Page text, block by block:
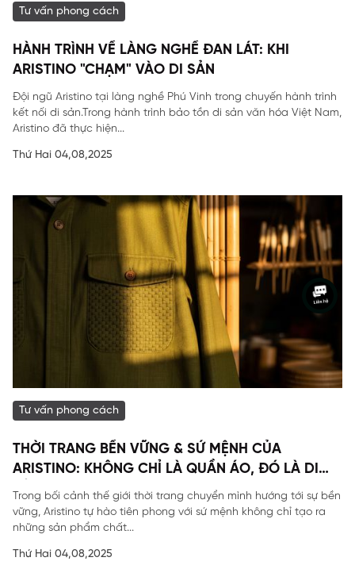
Tư vấn phong cách
HÀNH TRÌNH VỀ LÀNG NGHỀ ĐAN LÁT: KHI
ARISTINO "CHẠM" VÀO DI SẢN
Đội ngũ Aristino tại làng nghề Phú Vinh trong chuyến hành trình
kết nối di sản.Trong hành trình bảo tồn di sản văn hóa Việt Nam,
Aristino đã thực hiện...
Thứ Hai 04,08,2025
Tư vấn phong cách
THỜI TRANG BỀN VỮNG & SỨ MỆNH CỦA
ARISTINO: KHÔNG CHỈ LÀ QUẦN ÁO, ĐÓ LÀ DI
SẢN
Trong bối cảnh thế giới thời trang chuyển mình hướng tới sự bền
vững, Aristino tự hào tiên phong với sứ mệnh không chỉ tạo ra
những sản phẩm chất...
Thứ Hai 04,08,2025